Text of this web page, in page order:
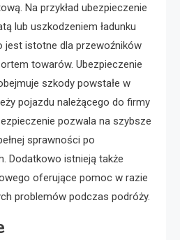
Na przykład ubezpieczenie
lub uszkodzeniem ładunku
jest istotne dla przewoźników
towarów. Ubezpieczenie
szkody powstałe w
pojazdu należącego do firmy
pozwala na szybsze
sprawności po
Dodatkowo istnieją także
oferujące pomoc w razie
problemów podczas podróży.